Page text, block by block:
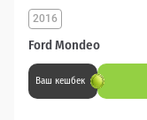
Ford Mondeo
2016
Ваш кешбек